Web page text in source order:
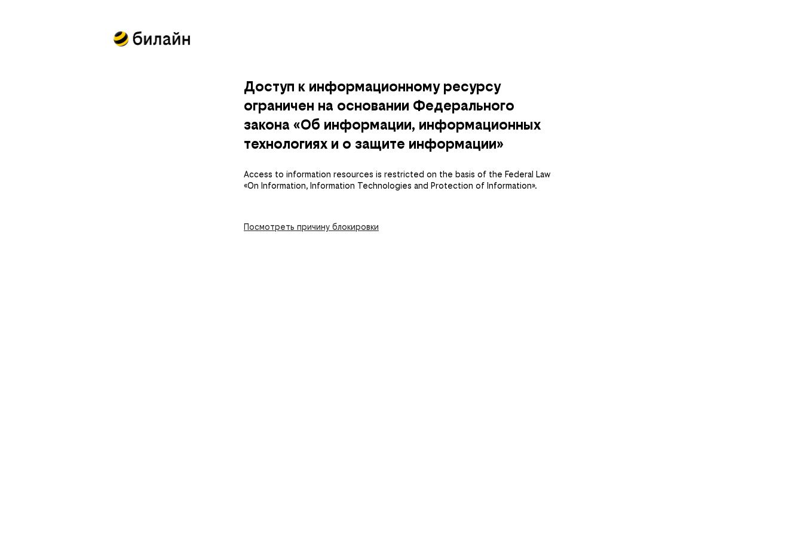
Доступ к информационному ресурсу
ограничен на основании Федерального
закона «Об информации, информационных
технологиях и о защите информации»
Access to information resources is restricted on the basis of the Federal Law
«On Information, Information Technologies and Protection of Information».
Посмотреть причину блокировки